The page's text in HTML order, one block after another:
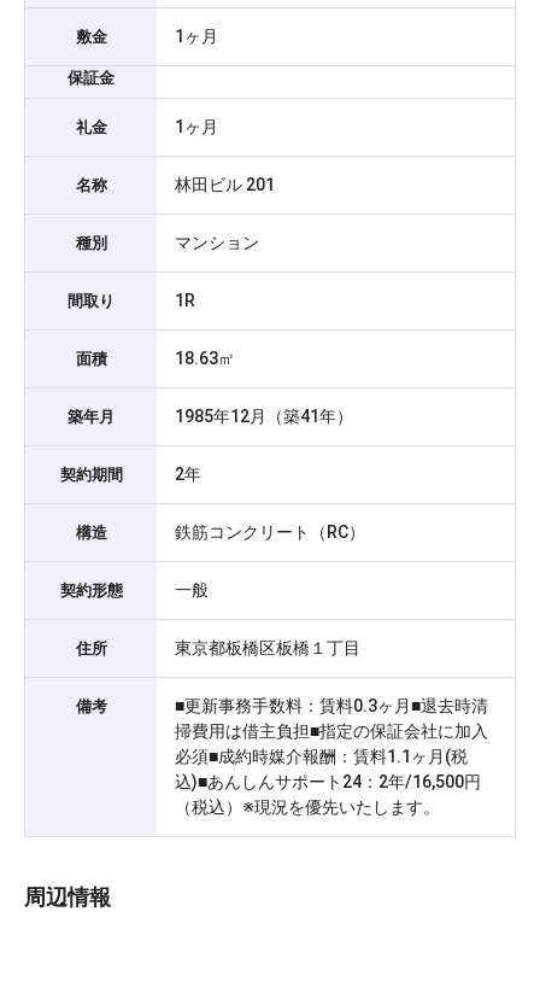
敷金 1ヶ月
保証金
礼金 1ヶ月
名称 林田ビル 201
種別 マンション
間取り 1R
面積 18.63㎡
築年月 1985年12月（築41年）
契約期間 2年
構造 鉄筋コンクリート（RC）
契約形態 一般
住所 東京都板橋区板橋１丁目
備考
■更新事務手数料：賃料0.3ヶ月■退去時清
掃費用は借主負担■指定の保証会社に加入
必須■成約時媒介報酬：賃料1.1ヶ月(税
込)■あんしんサポート24：2年/16,500円
（税込）※現況を優先いたします。
周辺情報